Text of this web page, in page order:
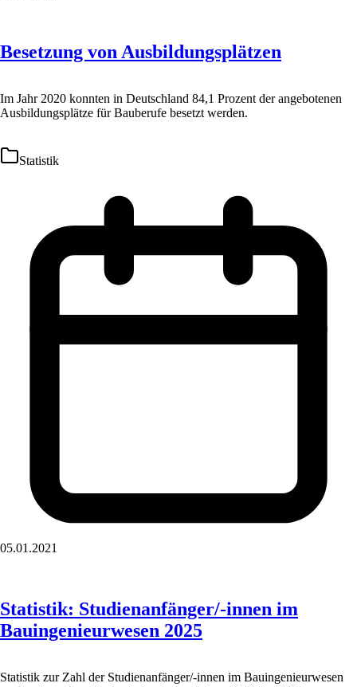
Besetzung von Ausbildungsplätzen
Im Jahr 2020 konnten in Deutschland 84,1 Prozent der angebotenen
Ausbildungsplätze für Bauberufe besetzt werden.
Statistik
05.01.2021
Statistik: Studienanfänger/-innen im
Bauingenieurwesen 2025
Statistik zur Zahl der Studienanfänger/-innen im Bauingenieurwesen